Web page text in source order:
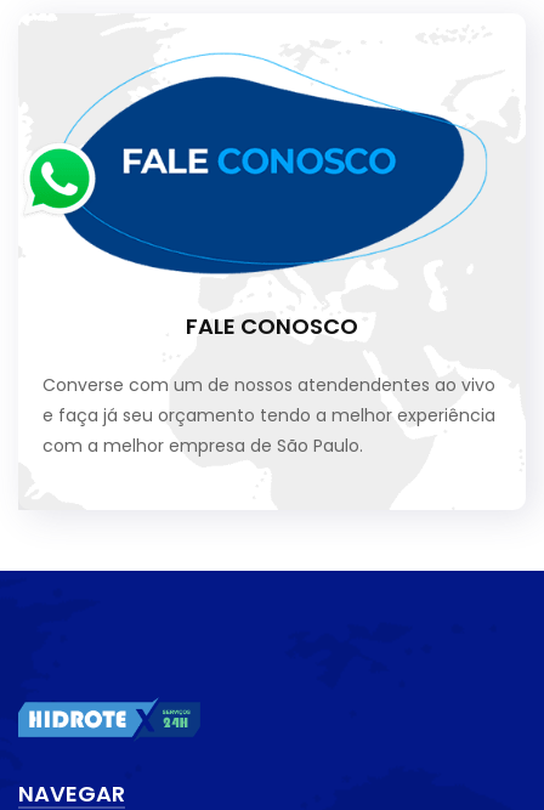
FALE CONOSCO
Converse com um de nossos atendendentes ao vivo
e faça já seu orçamento tendo a melhor experiência
com a melhor empresa de São Paulo.
NAVEGAR